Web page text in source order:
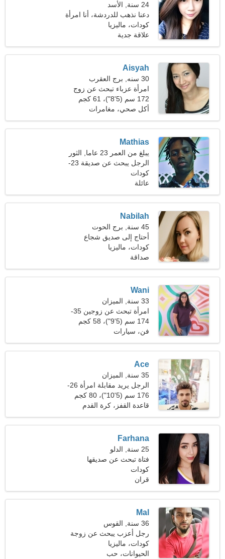
24 سنة, الأسد
دعنا نذهب للدردشة، أنا امرأة
رشيقة
كودات، ماليزيا
علاقة جدية
Aisyah
30 سنه, برج العقرب
امرأة عزباء تبحث عن زوج
172 سم (5'8")، 61 كجم
(134 رطلا)
أكل صحي، مغامرات
Mathias
يبلغ من العمر 23 عاما, الثور
الرجل يبحث عن صديقة 23-
31
كودات
عائلة
Nabilah
45 سنة, برج الحوت
أحتاج إلى صديق شجاع
لأرقص معًا
كودات، ماليزيا
صداقة
Wani
33 سنة, الميزان
امرأة تبحث عن زوجين 35-
42
174 سم (5'9")، 58 كجم
(127 رطلا)
فن، سيارات
Ace
35 سنة, الميزان
الرجل يريد مقابلة امرأة 26-
32
176 سم (5'10")، 80 كجم
(176 رطلا)
قاعدة القفز، كرة القدم
Farhana
25 سنة, الدلو
فتاة تبحث عن صديقها
كودات
قران
Mal
36 سنة, القوس
رجل أعزب يبحث عن زوجة
24-33
كودات، ماليزيا
الحيوانات، حب